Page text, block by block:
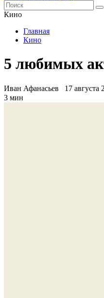
Кино
Главная
Кино
5 любимых
Иван Афанасьев
17 августа
3 мин